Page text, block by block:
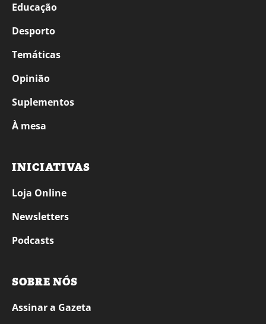
Educação
Desporto
Temáticas
Opinião
Suplementos
À mesa
INICIATIVAS
Loja Online
Newsletters
Podcasts
SOBRE NÓS
Assinar a Gazeta